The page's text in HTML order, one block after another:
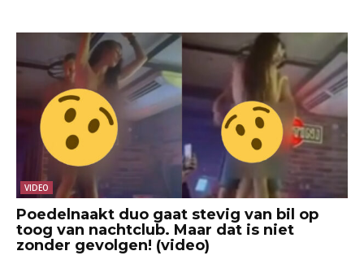
VIDEO
Poedelnaakt duo gaat stevig van bil op
toog van nachtclub. Maar dat is niet
zonder gevolgen! (video)